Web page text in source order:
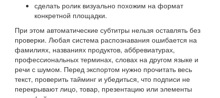
сделать ролик визуально похожим на формат
конкретной площадки.
При этом автоматические субтитры нельзя оставлять без
проверки. Любая система распознавания ошибается на
фамилиях, названиях продуктов, аббревиатурах,
профессиональных терминах, словах на другом языке и
речи с шумом. Перед экспортом нужно прочитать весь
текст, проверить тайминг и убедиться, что подписи не
перекрывают лицо, товар, презентацию или элементы